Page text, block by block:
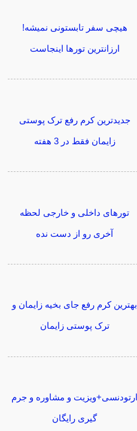
هیچی سفر تابستونی نمیشه!
ارزانترین تورها اینجاست
جدیدترین کرم رفع ترک پوستی
زایمان فقط در 3 هفته
تورهای داخلی و خارجی لحظه
آخری رو از دست نده
بهترین کرم رفع جای بخیه زایمان و
ترک پوستی زایمان
ارتودنسی+ویزیت و مشاوره و جرم
گیری رایگان